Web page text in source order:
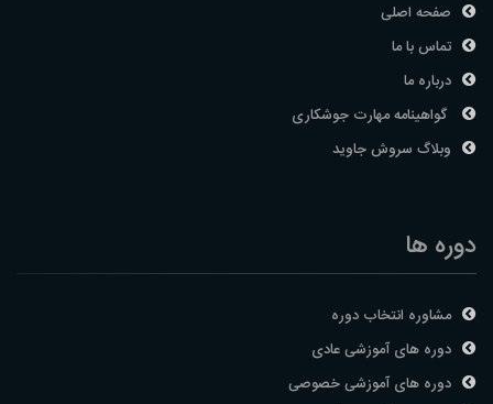
صفحه اصلی
تماس با ما
درباره ما
گواهینامه مهارت جوشکاری
وبلاگ سروش جاوید
دوره ها
مشاوره انتخاب دوره
دوره های آموزشی عادی
دوره های آموزشی خصوصی